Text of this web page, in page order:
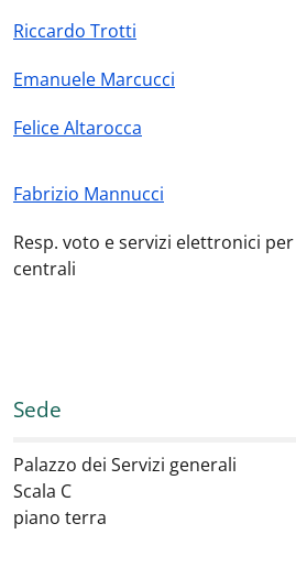
Riccardo Trotti
Emanuele Marcucci
Felice Altarocca
Fabrizio Mannucci
Resp. voto e servizi elettronici
centrali
Sede
Palazzo dei Servizi generali
Scala C
piano terra